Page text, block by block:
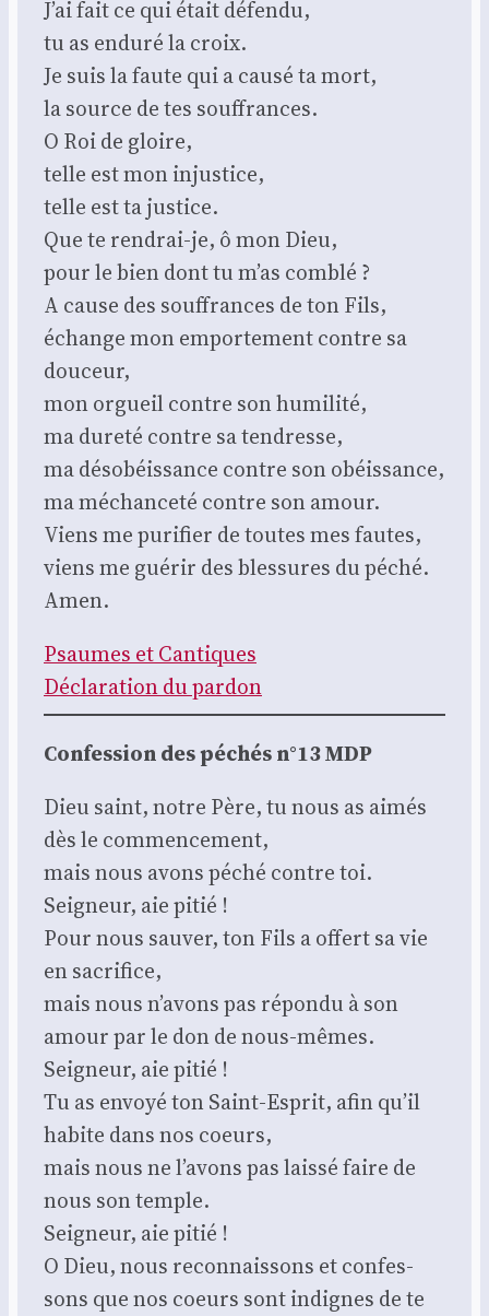
J’ai fait ce qui était défen­du,
tu as endu­ré la croix.
Je suis la faute qui a cau­sé ta mort,
la source de tes souf­frances.
O Roi de gloire,
telle est mon injus­tice,
telle est ta jus­tice.
Que te ren­drai-je, ô mon Dieu,
pour le bien dont tu m’as com­blé ?
A cause des souf­frances de ton Fils,
échange mon empor­te­ment contre sa
dou­ceur,
mon orgueil contre son humi­li­té,
ma dure­té contre sa ten­dresse,
ma déso­béis­sance contre son obéis­sance,
ma méchan­ce­té contre son amour.
Viens me puri­fier de toutes mes fautes,
viens me gué­rir des bles­sures du péché.
Amen.
Psaumes et Can­tiques
Décla­ra­tion du par­don
Confes­sion des péchés n°13 MDP
Dieu saint, notre Père, tu nous as aimés
dès le com­men­ce­ment,
mais nous avons péché contre toi.
Sei­gneur, aie pitié !
Pour nous sau­ver, ton Fils a offert sa vie
en sacri­fice,
mais nous n’a­vons pas répon­du à son
amour par le don de nous-mêmes.
Sei­gneur, aie pitié !
Tu as envoyé ton Saint-Esprit, afin qu’il
habite dans nos coeurs,
mais nous ne l’a­vons pas lais­sé faire de
nous son temple.
Sei­gneur, aie pitié !
O Dieu, nous recon­nais­sons et confes­
sons que nos coeurs sont indignes de te